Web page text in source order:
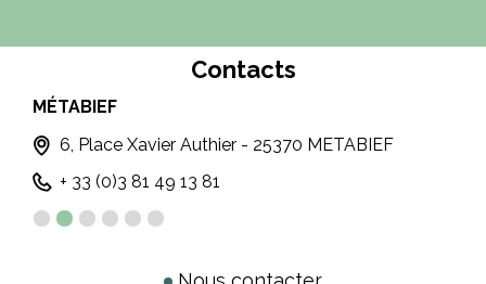
Contacts
MÉTABIEF
6, Place Xavier Authier - 25370 METABIEF
+ 33 (0)3 81 49 13 81